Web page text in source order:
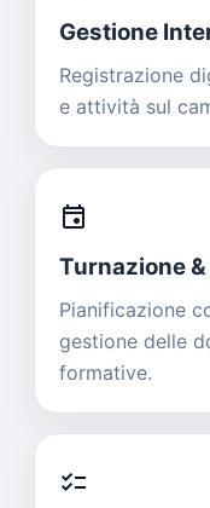
Gestione
Registrazione
e attività sul
event
Turnazione
Pianificazione
gestione delle
formative.
checklist